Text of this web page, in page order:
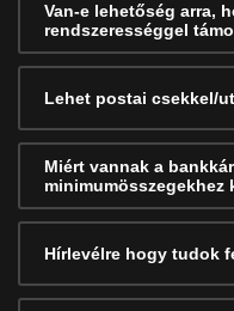
Van-e lehetőség arra,
rendszerességgel
Lehet postai csekkel/
Miért vannak a
minimumösszegekhez
Hírlevélre hogy tudok